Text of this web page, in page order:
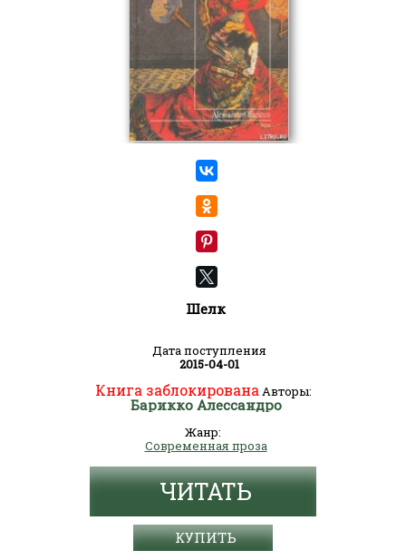
Шелк
Дата поступления
2015-04-01
Книга заблокированаАвторы:
Барикко Алессандро
Жанр:
Современная проза
ЧИТАТЬ
КУПИТЬ